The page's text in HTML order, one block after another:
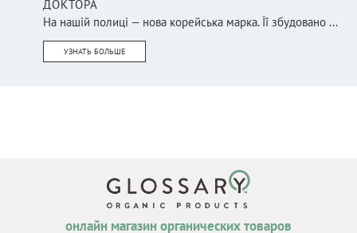
ДОКТОРА
На нашій полиці — нова корейська марка. Її збудовано ...
УЗНАТЬ БОЛЬШЕ
онлайн магазин органических товаров